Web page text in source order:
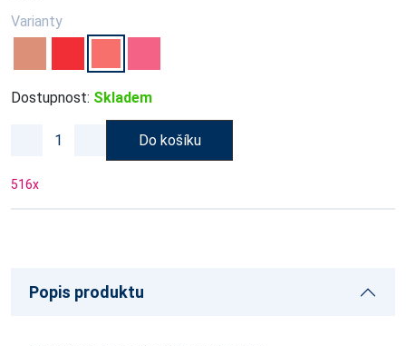
Varianty
Dostupnost: Skladem
Do košíku
516x
Popis produktu